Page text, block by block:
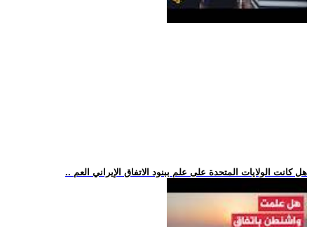
.. هل كانت الولايات المتحدة على علم ببنود الاتفاق الإيراني العم